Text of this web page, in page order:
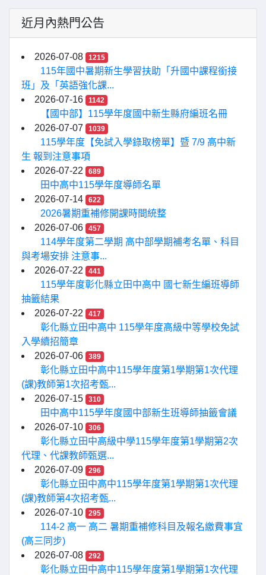
近月內熱門公告
2026-07-08 1215
115年國中暑期新生學習扶助「升國中課程銜接
班」及「英語強化課...
2026-07-16
1142
【國中部】115學年度國中新生縣府編班名冊
2026-07-07
1039
115學年度【免試入學錄取榜單】暨 7/9 高中新
生 報到注意事項
2026-07-22
689
田中高中115學年度導師名單
2026-07-14
622
2026暑期重補修開課時間統整
2026-07-06
457
114學年度第二學期 高中部學期補考名單、科目
與考場安排 注意事...
2026-07-22
441
115學年度彰化縣立田中高中 國七新生編班導師
抽籤結果
2026-07-22
417
彰化縣立田中高中 115學年度高級中等學校免試
入學續招簡章
2026-07-06
389
彰化縣立田中高中115學年度第1學期第1次代理
(課)教師第1次招考甄...
2026-07-15
310
田中高中115學年度國中部新生班導師抽籤會議
2026-07-10
306
彰化縣立田中高級中學115學年度第1學期第2次
代理、代課教師甄選...
2026-07-09
296
彰化縣立田中高中115學年度第1學期第1次代理
(課)教師第4次招考甄...
2026-07-10
295
114-2 高一 高二 暑期重補修科目及報名繳費事宜
(高三同步)
2026-07-08
292
彰化縣立田中高中115學年度第1學期第1次代理